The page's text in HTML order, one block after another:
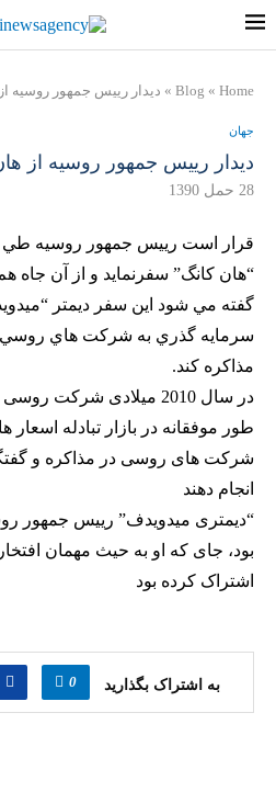
Home
»
Blog
» ديدار رييس جمهور روسيه
جهان
ديدار رييس جمهور روسيه از
28 حمل 1390
قرار است رييس جمهور روسيه طي
“هان كانگ” سفرنمايد و از آن جاه
گفته مي شود اين سفر ديمتر
سرمايه گذري به شركت هاي روسي
مذاكره كند.
در سال 2010 میلادی شرکت
طور موفقانه در بازار تبادله
شرکت های روسی در مذاکره و گفتگو
انجام دهند
“دیمتری میدویدف” رییس جمهور
بود، جای که او به حیث مهمان
اشتراک کرده بود
به اشتراک بگذارید 0